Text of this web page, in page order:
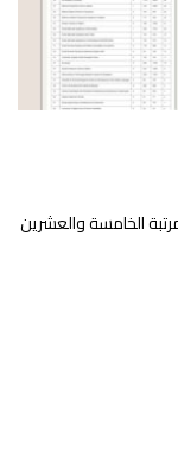
الخامسة والعشرين